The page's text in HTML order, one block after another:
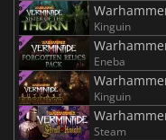
Kinguin
Eneba
Kinguin
Steam